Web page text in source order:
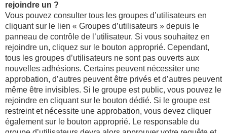
rejoindre un ?
Vous pouvez consulter tous les groupes d’utilisateurs en
cliquant sur le lien « Groupes d’utilisateurs » depuis le
panneau de contrôle de l’utilisateur. Si vous souhaitez en
rejoindre un, cliquez sur le bouton approprié. Cependant,
tous les groupes d’utilisateurs ne sont pas ouverts aux
nouvelles adhésions. Certains peuvent nécessiter une
approbation, d’autres peuvent être privés et d’autres peuvent
même être invisibles. Si le groupe est public, vous pouvez le
rejoindre en cliquant sur le bouton dédié. Si le groupe est
restreint et nécessite une approbation, vous devez cliquer
également sur le bouton approprié. Le responsable du